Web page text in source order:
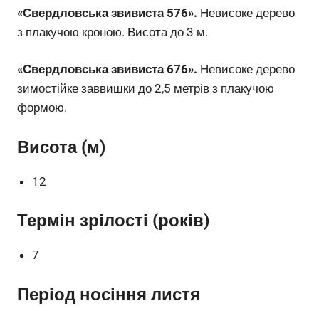
«Свердловська звивиста 576». Невисоке дерево
з плакучою кроною. Висота до 3 м.
«Свердловська звивиста 676». Невисоке дерево
зимостійке заввишки до 2,5 метрів з плакучою
формою.
Висота (м)
12
Термін зрілості (років)
7
Період носіння листя